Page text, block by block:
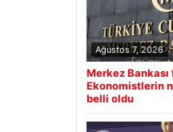
Ağustos 7, 2026
Merkez Bankası
Ekonomistlerin
belli oldu